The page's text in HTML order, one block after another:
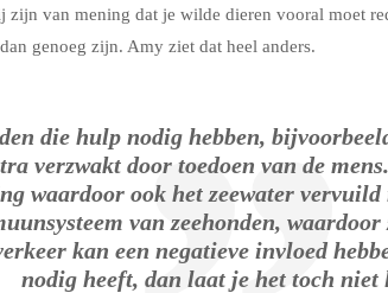
zijn van mening dat je wilde dieren vooral moet
genoeg zijn. Amy ziet dat heel anders.
die hulp nodig hebben,
verzwakt door toedoen van de
waardoor ook het zeewater
van zeehonden,
kan een negatieve invloed
nodig heeft, dan laat je het toch niet